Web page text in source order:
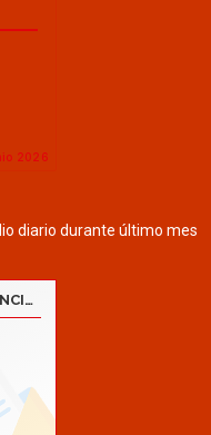
diario durante último mes